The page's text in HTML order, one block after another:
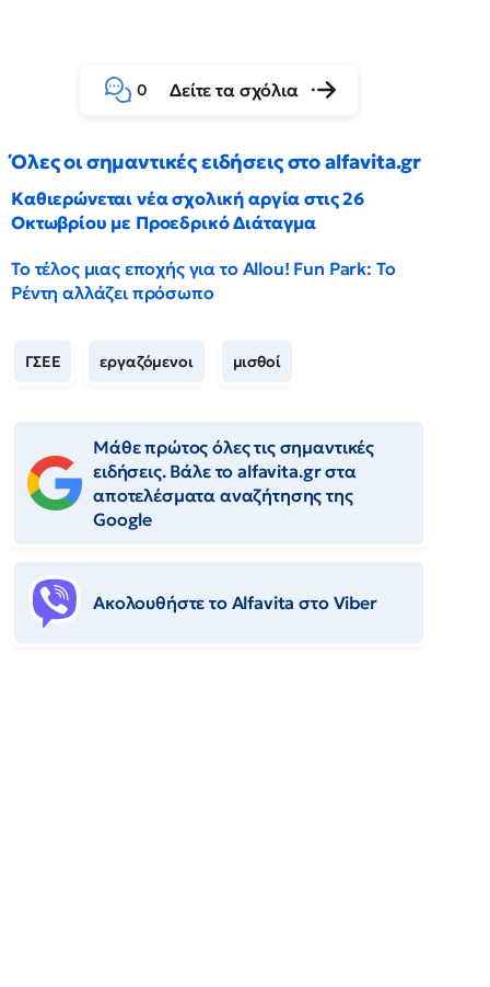
0 Δείτε τα σχόλια
Όλες οι σημαντικές ειδήσεις στο alfavita.gr
Καθιερώνεται νέα σχολική αργία στις 26
Οκτωβρίου με Προεδρικό Διάταγμα
Το τέλος μιας εποχής για το Allou! Fun Park: Το
Ρέντη αλλάζει πρόσωπο
ΓΣΕΕ εργαζόμενοι μισθοί
Μάθε πρώτος όλες τις σημαντικές
ειδήσεις. Βάλε το alfavita.gr στα
αποτελέσματα αναζήτησης της
Google
Ακολουθήστε το Αlfavita στο Viber